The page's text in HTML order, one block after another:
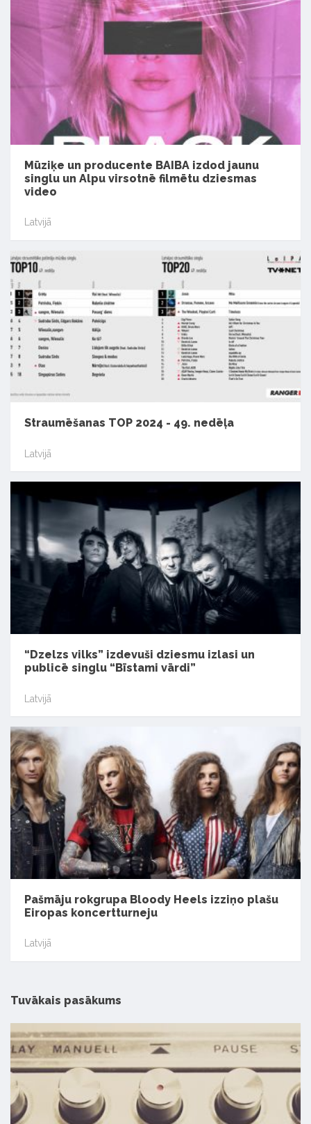
Mūziķe un producente BAIBA izdod jaunu
singlu un Alpu virsotnē filmētu dziesmas
video
Latvijā
Straumēšanas TOP 2024 - 49. nedēļa
Latvijā
“Dzelzs vilks” izdevuši dziesmu izlasi un
publicē singlu “Bīstami vārdi”
Latvijā
Pašmāju rokgrupa Bloody Heels izziņo plašu
Eiropas koncertturneju
Latvijā
Tuvākais pasākums